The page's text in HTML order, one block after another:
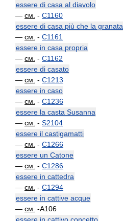
essere di casa al diavolo
— см. - C1160
essere di casa più che la granata
— см. - C1161
essere in casa propria
— см. - C1162
essere di casato
— см. - C1213
essere in caso
— см. - C1236
essere la casta Susanna
— см. - S2104
essere il castigamatti
— см. - C1266
essere un Catone
— см. - C1286
essere in cattedra
— см. - C1294
essere in cattive acque
— см. -A106